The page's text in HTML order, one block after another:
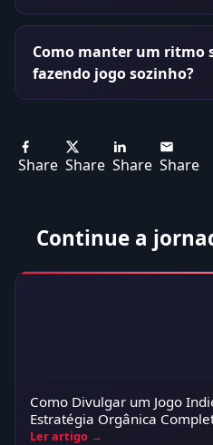
Como manter um ritmo
fazendo jogo sozinho?
Share Share Share Share
Continue a
Como Divulgar um Jogo
Estratégia Orgânica
Ler artigo →